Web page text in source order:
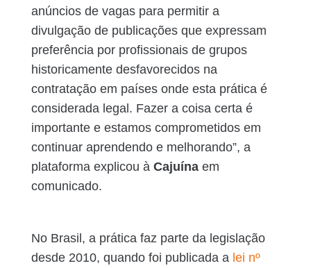
anúncios de vagas para permitir a
divulgação de publicações que expressam
preferência por profissionais de grupos
historicamente desfavorecidos na
contratação em países onde esta prática é
considerada legal. Fazer a coisa certa é
importante e estamos comprometidos em
continuar aprendendo e melhorando”, a
plataforma explicou à Cajuínaem
comunicado.
No Brasil, a prática faz parte da legislação
desde 2010, quando foi publicada a lei nº